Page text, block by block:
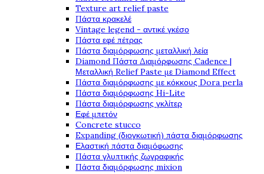
Texture art relief paste
Πάστα κρακελέ
Vintage legend - αντικέ γκέσο
Πάστα εφέ πέτρας
Πάστα διαμόρφωσης μεταλλική λεία
Diamond Πάστα Διαμόρφωσης Cadence |
Μεταλλική Relief Paste με Diamond Effect
Πάστα διαμόρφωσης με κόκκους Dora perla
Πάστα διαμόρφωσης Hi-Lite
Πάστα διαμόρφωσης γκλίτερ
Εφέ μπετόν
Concrete stucco
Expanding (διογκωτική) πάστα διαμόρφωσης
Ελαστική πάστα διαμόφωσης
Πάστα γλυπτικής ζωγραφικής
Πάστα διαμόρφωσης mixion